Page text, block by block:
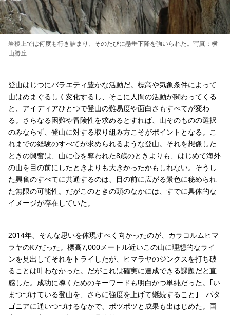
岩稜上では何度も行き詰まり、そのたびに懸垂下降を強いられた。写真：横
山勝丘
登山はじつにバラエティ豊かな活動だ。標高や気象条件によって
山はめまぐるしく変化するし、そこに人間の活動が関わってくる
と、アイディアひとつで登山の難易度や面白さもすべてが変わ
る。さらなる困難や冒険性を求めるとすれば、山そのものの選択
のみならず、登山に対する取り組み方こそがポイントとなる。こ
れまでの経験のすべてが求められるような登山。それを想像した
ときの興奮は、山に心を奪われた8歳のときよりも、はじめて海外
の山を目の前にしたときよりも大きかったかもしれない。そうし
た興奮のすべてに共通するのは、目の前に広がる景色に秘められ
た無限の可能性。だがこのときの頭のなかには、すでに具体的な
イメージが存在していた。
2014年、そんな思いを体現すべく向かったのが、カラコルムヒマ
ラヤのK7だった。標高7,000メートル近いこの山に理想的なライ
ンを見出してそれをトライしたが、ヒマラヤのジンクスを打ち破
ることは叶わなかった。だがこれは確実に達成できる課題だと直
感した。成功に導くためのキーワードも明白かつ単純だった。｢い
まつづけている登山を、さらに強度を上げて継続すること｣ パタ
ゴニアに通いつづけるなかで、ポツポツと成果も出はじめた。国